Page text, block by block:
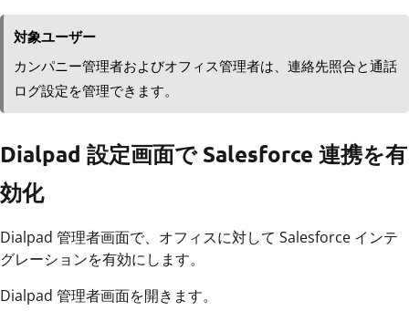
対象ユーザー
カンパニー管理者およびオフィス管理者は、連絡先照合と通話
ログ設定を管理できます。
Dialpad 設定画面で Salesforce 連携を有
効化
Dialpad 管理者画面で、オフィスに対して Salesforce インテ
グレーションを有効にします。
Dialpad 管理者画面を開きます。